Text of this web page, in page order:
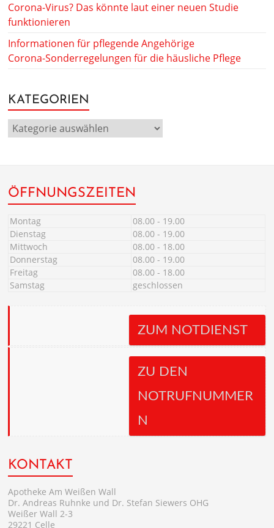
Corona-Virus? Das könnte laut einer neuen Studie
funktionieren
Informationen für pflegende Angehörige
Corona-Sonderregelungen für die häusliche Pflege
KATEGORIEN
ÖFFNUNGSZEITEN
Montag
08.00 - 19.00
Dienstag
08.00 - 19.00
Mittwoch
08.00 - 18.00
Donnerstag
08.00 - 19.00
Freitag
08.00 - 18.00
Samstag
geschlossen
ZUM NOTDIENST
ZU DEN
NOTRUFNUMMER
N
KONTAKT
Apotheke Am Weißen Wall
Dr. Andreas Ruhnke und Dr. Stefan Siewers OHG
Weißer Wall 2-3
29221 Celle